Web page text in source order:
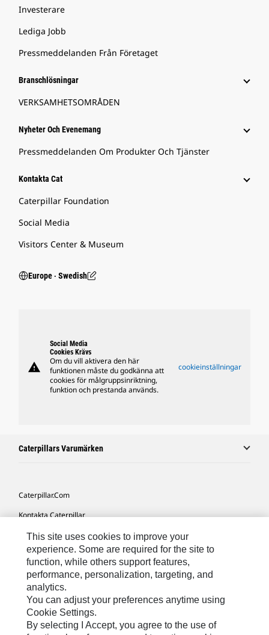
Investerare
Lediga Jobb
Pressmeddelanden Från Företaget
Branschlösningar
VERKSAMHETSOMRÅDEN
Nyheter Och Evenemang
Pressmeddelanden Om Produkter Och Tjänster
Kontakta Cat
Caterpillar Foundation
Social Media
Visitors Center & Museum
Europe ‧ Swedish
warning
Social Media
Cookies Krävs
Om du vill aktivera den här
funktionen måste du godkänna att
cookies för målgruppsinriktning,
funktion och prestanda används.
cookieinställningar
Caterpillars Varumärken
Caterpillar.com
Kontakta Caterpillar
Mina Marknadsföringspreferenser
Platskarta
Cookie Settings
Juridiskt
Sekretess
This site uses cookies to improve your
experience. Some are required for the site to
function, while others support features,
performance, personalization, targeting, and
analytics.
You can adjust your preferences anytime using
Cookie Settings.
By selecting I Accept, you agree to the use of